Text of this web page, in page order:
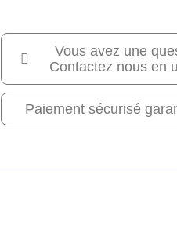
Vous avez une
Contactez nous en
Paiement sécurisé